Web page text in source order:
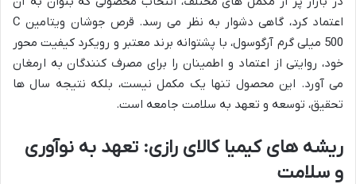
اعتماد کرد، گاهی دشوار به نظر می رسد. قرص جوشان ویتامین C
500 میلی گرم آرگوسول، با پشتوانه برند معتبر و رویکرد کیفیت محور
خود، روایتی از اعتماد و اطمینان را برای مصرف کنندگان به ارمغان
می آورد. این محصول تنها یک مکمل نیست، بلکه نتیجه سال ها
تحقیق، توسعه و تعهد به سلامت جامعه است.
ریشه های کیمیا کالای رازی: تعهد به نوآوری
و سلامت